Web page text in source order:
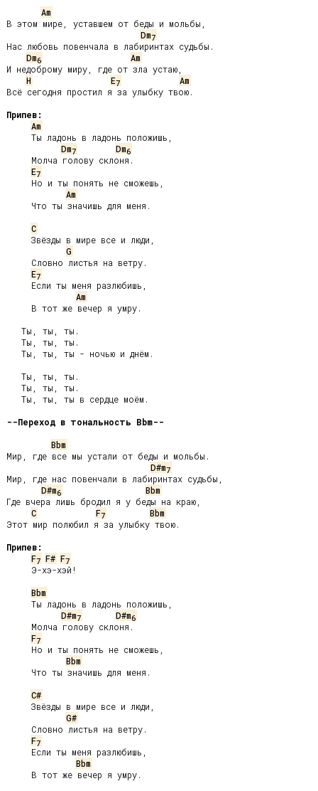
Am
В этом мире, уставшем от беды и мольбы,
Dm7
Нас любовь повенчала в лабиринтах судьбы.
Dm6
Am
И недоброму миру, где от зла устаю,
H
E7
Am
Всё сегодня простил я за улыбку твою.
Припев:
Am
Dm7 Dm6
E7
Am
C
G
E7
Am
--Переход в тональность Bbm--
Bbm
Мир, где все мы устали от беды и мольбы.
D#m7
Мир, где нас повенчали в лабиринтах судьбы,
D#m6
Bbm
Где вчера лишь бродил я у беды на краю,
C
F7
Bbm
Этот мир полюбил я за улыбку твою.
Припев:
F7 F# F7
Bbm
D#m7 D#m6
F7
Bbm
C#
G#
F7
Bbm